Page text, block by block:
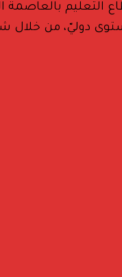
التعليم بالعاصمة
دوليّ، من خلال